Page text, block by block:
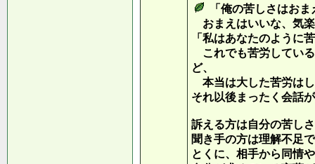
「俺の苦しさはお
おまえはいいな、気
「私はあなたのように
これでも苦労してい
ど、
本当は大した苦労は
それ以後まったく会話
訴える方は自分の苦し
聞き手の方は理解不足
とくに、相手から同情